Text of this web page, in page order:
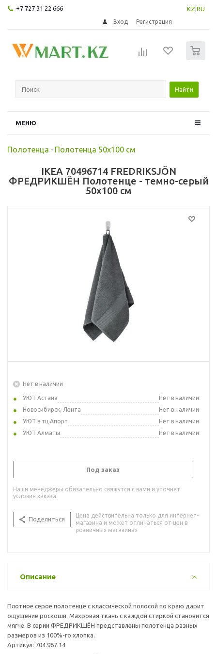
+7 727 31 22 666 KZ RU
Вход Регистрация
Найти
МЕНЮ
Полотенца - Полотенца 50х100 см
IKEA 70496714 FREDRIKSJÖN
ФРЕДРИКШЁН Полотенце - темно-серый
50x100 см
Нет в наличии
УЮТ Астана
Нет в наличии
Новосибирск, Лента
Нет в наличии
УЮТ в тц Апорт
Нет в наличии
УЮТ Алматы
Нет в наличии
Под заказ
Наши менеджеры обязательно свяжутся с вами и уточнят
условия заказа
Поделиться
Цена действительна только для интернет-
магазина и может отличаться от цен в
розничных магазинах
Описание
Плотное серое полотенце с классической полосой по краю дарит
ощущение роскоши. Махровая ткань с каждой стиркой становится
мягче. В серии ФРЕДРИКШЁН представлены полотенца разных
размеров из 100%-го хлопка.
Артикул: 704.967.14